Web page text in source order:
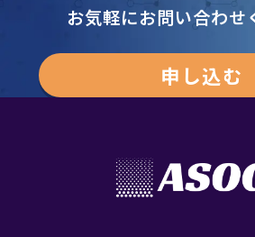
お気軽にお問い合わせ
申し込む